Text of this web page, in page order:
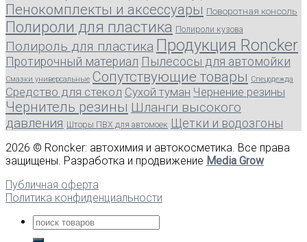
Пенокомплекты и аксессуары Поворотная консоль
Полироли для пластика Полироли кузова
Полироль для пластика Продукция Roncker
Протирочный материал Пылесосы для автомойки
Смазки универсальные Сопутствующие товары Спецодежда
Средство для стекол Сухой туман Чернение резины
Чернитель резины Шланги высокого
давления Шторы ПВХ для автомоек Щетки и водозгоны
2026 © Roncker: автохимия и автокосметика. Все права
защищены. Разработка и продвижение Media Grow
Публичная оферта
Политика конфиденциальности